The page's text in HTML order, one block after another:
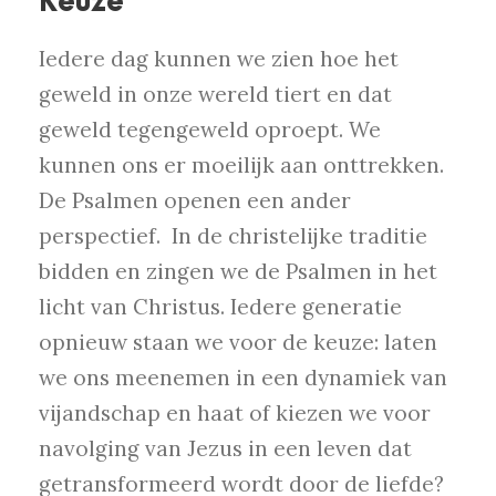
Iedere dag kunnen we zien hoe het
geweld in onze wereld tiert en dat
geweld tegengeweld oproept. We
kunnen ons er moeilijk aan onttrekken.
De Psalmen openen een ander
perspectief. In de christelijke traditie
bidden en zingen we de Psalmen in het
licht van Christus. Iedere generatie
opnieuw staan we voor de keuze: laten
we ons meenemen in een dynamiek van
vijandschap en haat of kiezen we voor
navolging van Jezus in een leven dat
getransformeerd wordt door de liefde?